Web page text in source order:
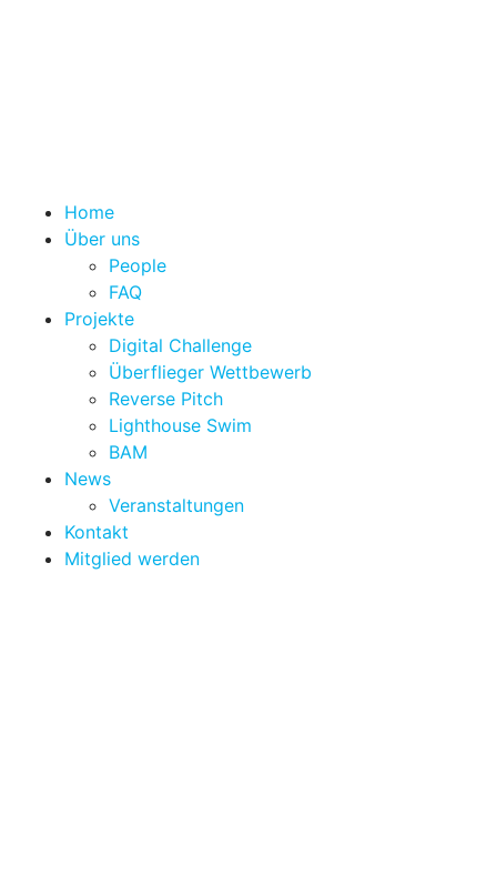
Home
Über uns
People
FAQ
Projekte
Digital Challenge
Überflieger Wettbewerb
Reverse Pitch
Lighthouse Swim
BAM
News
Veranstaltungen
Kontakt
Mitglied werden